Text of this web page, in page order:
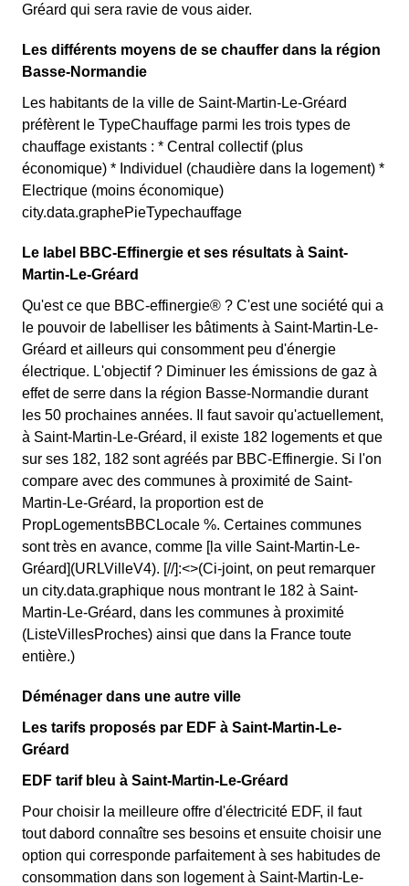
Gréard qui sera ravie de vous aider.
Les différents moyens de se chauffer dans la région
Basse-Normandie
Les habitants de la ville de Saint-Martin-Le-Gréard
préfèrent le TypeChauffage parmi les trois types de
chauffage existants : * Central collectif (plus
économique) * Individuel (chaudière dans la logement) *
Electrique (moins économique)
city.data.graphePieTypechauffage
Le label BBC-Effinergie et ses résultats à Saint-
Martin-Le-Gréard
Qu'est ce que BBC-effinergie® ? C'est une société qui a
le pouvoir de labelliser les bâtiments à Saint-Martin-Le-
Gréard et ailleurs qui consomment peu d'énergie
électrique. L'objectif ? Diminuer les émissions de gaz à
effet de serre dans la région Basse-Normandie durant
les 50 prochaines années. Il faut savoir qu'actuellement,
à Saint-Martin-Le-Gréard, il existe 182 logements et que
sur ses 182, 182 sont agréés par BBC-Effinergie. Si l'on
compare avec des communes à proximité de Saint-
Martin-Le-Gréard, la proportion est de
PropLogementsBBCLocale %. Certaines communes
sont très en avance, comme [la ville Saint-Martin-Le-
Gréard](URLVilleV4). [//]:<>(Ci-joint, on peut remarquer
un city.data.graphique nous montrant le 182 à Saint-
Martin-Le-Gréard, dans les communes à proximité
(ListeVillesProches) ainsi que dans la France toute
entière.)
Déménager dans une autre ville
Les tarifs proposés par EDF à Saint-Martin-Le-
Gréard
EDF tarif bleu à Saint-Martin-Le-Gréard
Pour choisir la meilleure offre d'électricité EDF, il faut
tout dabord connaître ses besoins et ensuite choisir une
option qui corresponde parfaitement à ses habitudes de
consommation dans son logement à Saint-Martin-Le-